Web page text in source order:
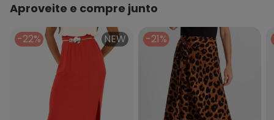
Aproveite e compre junto
-22% NEW -21%